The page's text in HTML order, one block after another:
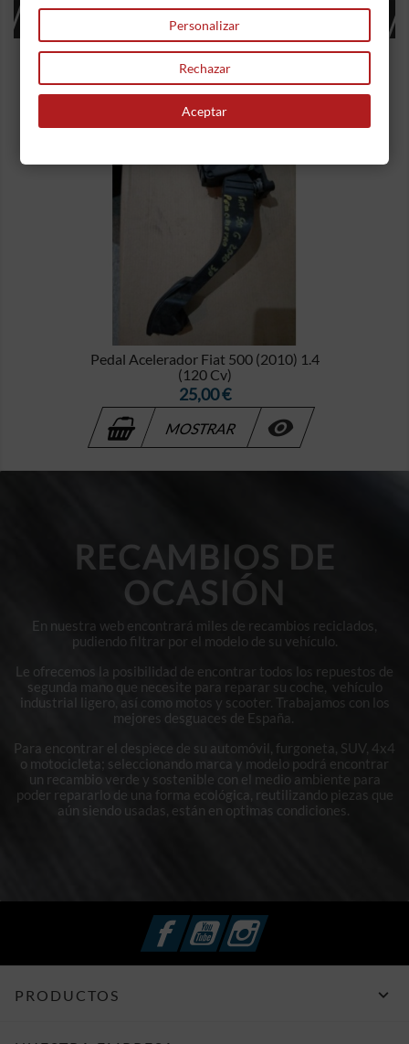
16 OTROS PRODUCTOS EN LA MISMA
CATEGORÍA:
Pedal Acelerador Fiat 500 (2010) 1.4
(120 Cv)
Precio
25,00 €
MOSTRAR 
RECAMBIOS DE
OCASIÓN
En nuestra web encontrará miles de recambios reciclados,
pudiendo filtrar por el modelo de su vehículo.
Le ofrecemos la posibilidad de encontrar todos los repuestos de
segunda mano que necesite para reparar su coche, vehículo
industrial ligero, así como motos y scooter. Trabajamos con los
mejores desguaces de España.
Para encontrar el despiece de su automóvil, furgoneta, SUV, 4x4
o motocicleta; seleccionando marca y modelo podrá encontrar
un recambio verde y sostenible con el medio ambiente para
poder repararlo de una forma ecológica, reutilizando piezas que
aún siendo usadas, están en optimas condiciones.
FacebookYouTubeInstagram
PRODUCTOS 
Personalizar
Rechazar
Aceptar